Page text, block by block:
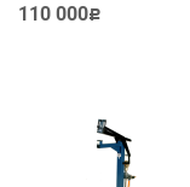
110 000Р